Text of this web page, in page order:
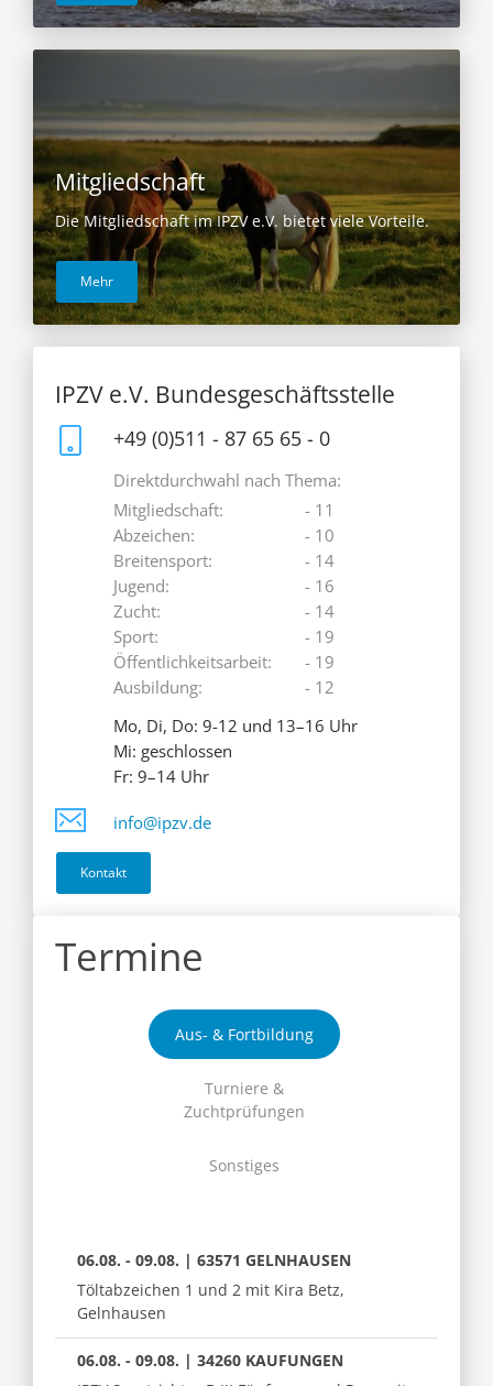
Mitgliedschaft
Die Mitgliedschaft im IPZV e.V. bietet viele Vorteile.
Mehr
IPZV e.V. Bundesgeschäftsstelle
+49 (0)511 - 87 65 65 - 0
Direktdurchwahl nach Thema:
Mitgliedschaft:
Abzeichen:
Breitensport:
Jugend:
Zucht:
Sport:
Öffentlichkeitsarbeit:
Ausbildung:
- 11
- 10
- 14
- 16
- 14
- 19
- 19
- 12
Mo, Di, Do: 9-12 und 13–16 Uhr
Mi: geschlossen
Fr: 9–14 Uhr
info@ipzv.de
Kontakt
Termine
Aus- & Fortbildung
Turniere &
Zuchtprüfungen
Sonstiges
06.08. - 09.08. | 63571 GELNHAUSEN
Töltabzeichen 1 und 2 mit Kira Betz,
Gelnhausen
06.08. - 09.08. | 34260 KAUFUNGEN